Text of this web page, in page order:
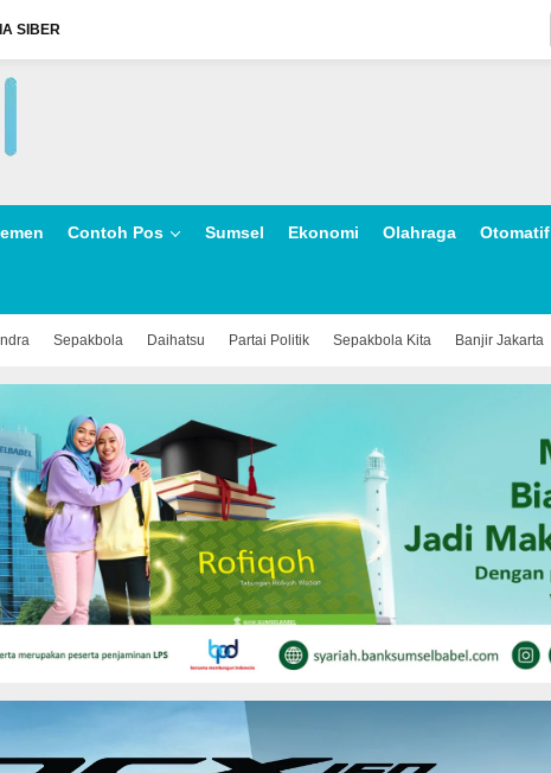
SIBER
Contoh Pos Sumsel Ekonomi Olahraga Otomatif
Sepakbola Daihatsu Partai Politik Sepakbola Kita Banjir Jakarta